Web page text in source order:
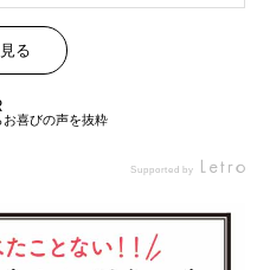
笑 ほんでダンボール📦って
材出してたら食材抱えて入り
た🤣笑 #ラディッシュボーヤ #
ーやの食材で作ったご飯 #野菜
子ママ #料理記録 #蓮根レシピ
る
喜びの声を抜粋
Supported by